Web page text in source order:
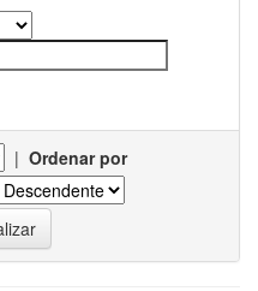
| Ordenar por